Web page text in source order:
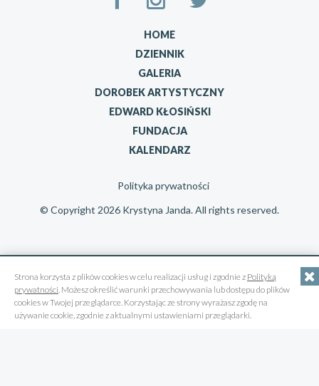
HOME
DZIENNIK
GALERIA
DOROBEK ARTYSTYCZNY
EDWARD KŁOSIŃSKI
FUNDACJA
KALENDARZ
Polityka prywatności
© Copyright 2026 Krystyna Janda. All rights reserved.
Strona korzysta z plików cookies w celu realizacji usług i zgodnie z Polityką
prywatności. Możesz określić warunki przechowywania lub dostępu do plików
cookies w Twojej przeglądarce. Korzystając ze strony wyrażasz zgodę na
używanie cookie, zgodnie z aktualnymi ustawieniami przeglądarki.